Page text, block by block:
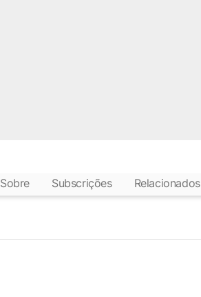
Sobre Subscrições Relacionados